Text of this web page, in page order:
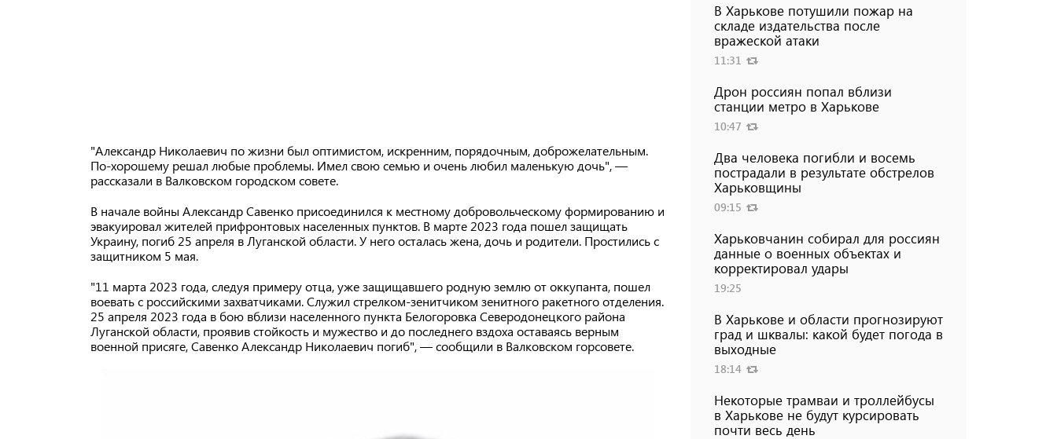
"Александр Николаевич по жизни был оптимистом, искренним, порядочным, доброжелательным.
По-хорошему решал любые проблемы. Имел свою семью и очень любил маленькую дочь", —
рассказали в Валковском городском совете.
В начале войны Александр Савенко присоединился к местному добровольческому формированию и
эвакуировал жителей прифронтовых населенных пунктов. В марте 2023 года пошел защищать
Украину, погиб 25 апреля в Луганской области. У него осталась жена, дочь и родители. Простились с
защитником 5 мая.
"11 марта 2023 года, следуя примеру отца, уже защищавшего родную землю от оккупанта, пошел
воевать с российскими захватчиками. Служил стрелком-зенитчиком зенитного ракетного отделения.
25 апреля 2023 года в бою вблизи населенного пункта Белогоровка Северодонецкого района
Луганской области, проявив стойкость и мужество и до последнего вздоха оставаясь верным
военной присяге, Савенко Александр Николаевич погиб", — сообщили в Валковском горсовете.
В Харькове потушили пожар на
складе издательства после
вражеской атаки
11:31
Дрон россиян попал вблизи
станции метро в Харькове
10:47
Два человека погибли и восемь
пострадали в результате обстрелов
Харьковщины
09:15
Харьковчанин собирал для россиян
данные о военных объектах и ​​
корректировал удары
19:25
В Харькове и области прогнозируют
град и шквалы: какой будет погода в
выходные
18:14
Некоторые трамваи и троллейбусы
в Харькове не будут курсировать
почти весь день